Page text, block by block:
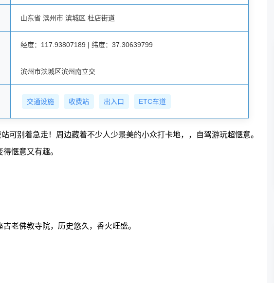
山东省 滨州市 滨城区 杜店街道
经度：117.93807189 | 纬度：37.30639799
滨州市滨城区滨州南立交
交通设施 收费站 出入口 ETC车道
可别着急走！周边藏着不少人少景美的小众打卡地，，自驾游玩超惬意。
惬意又有趣。
老佛教寺院，历史悠久，香火旺盛。